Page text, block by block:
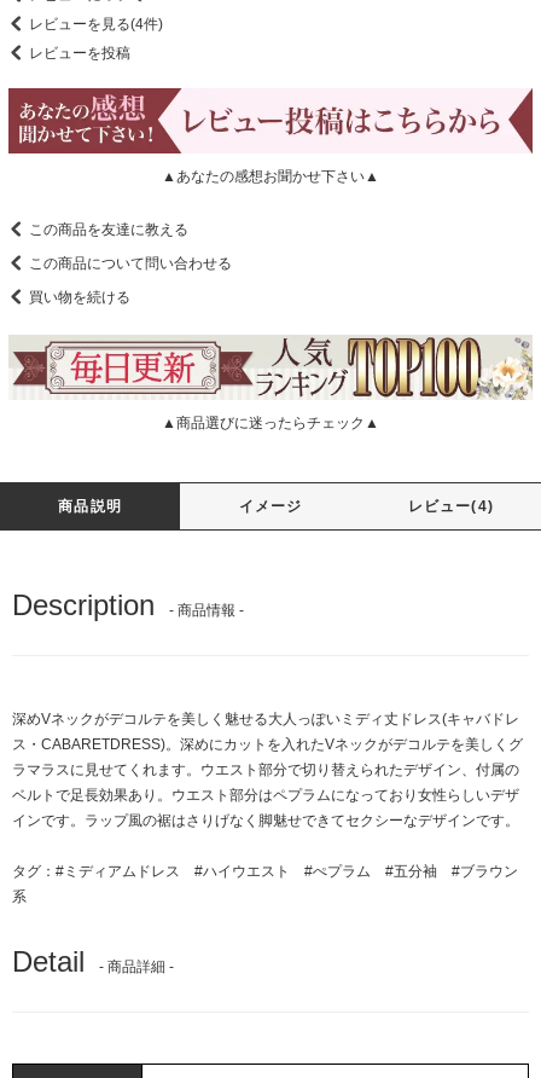
レビューを見る(4件)
レビューを投稿
▲あなたの感想お聞かせ下さい▲
この商品を友達に教える
この商品について問い合わせる
買い物を続ける
▲商品選びに迷ったらチェック▲
商品説明 イメージ レビュー(4)
Description - 商品情報 -
深めVネックがデコルテを美しく魅せる大人っぽいミディ丈ドレス(キャバドレ
ス・CABARETDRESS)。深めにカットを入れたVネックがデコルテを美しくグ
ラマラスに見せてくれます。ウエスト部分で切り替えられたデザイン、付属の
ベルトで足長効果あり。ウエスト部分はペプラムになっており女性らしいデザ
インです。ラップ風の裾はさりげなく脚魅せできてセクシーなデザインです。
タグ： #ミディアムドレス #ハイウエスト #ぺプラム #五分袖
#ブラウン
系
Detail - 商品詳細 -